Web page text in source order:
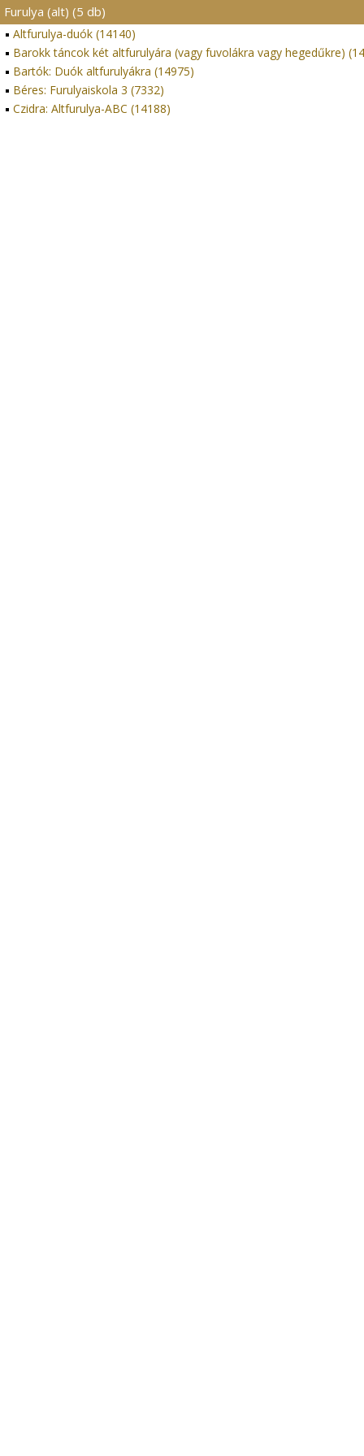
Furulya (alt) (5 db)
Altfurulya-duók (14140)
Barokk táncok két altfurulyára (vagy fuvolákra vagy hegedűkre)
Bartók: Duók altfurulyákra (14975)
Béres: Furulyaiskola 3 (7332)
Czidra: Altfurulya-ABC (14188)